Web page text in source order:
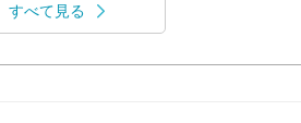
すべて見る